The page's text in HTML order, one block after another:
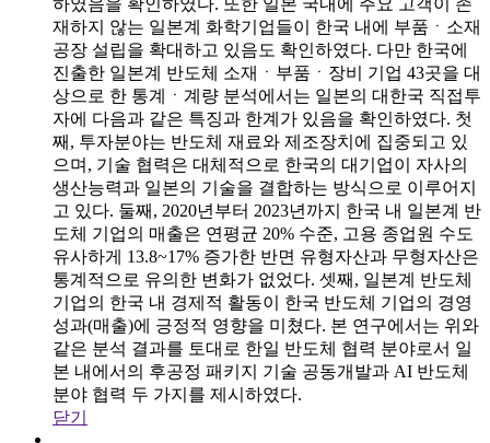
하였음을 확인하였다. 또한 일본 국내에 주요 고객이 존
재하지 않는 일본계 화학기업들이 한국 내에 부품ㆍ소재
공장 설립을 확대하고 있음도 확인하였다. 다만 한국에
진출한 일본계 반도체 소재ㆍ부품ㆍ장비 기업 43곳을 대
상으로 한 통계ㆍ계량 분석에서는 일본의 대한국 직접투
자에 다음과 같은 특징과 한계가 있음을 확인하였다. 첫
째, 투자분야는 반도체 재료와 제조장치에 집중되고 있
으며, 기술 협력은 대체적으로 한국의 대기업이 자사의
생산능력과 일본의 기술을 결합하는 방식으로 이루어지
고 있다. 둘째, 2020년부터 2023년까지 한국 내 일본계 반
도체 기업의 매출은 연평균 20% 수준, 고용 종업원 수도
유사하게 13.8~17% 증가한 반면 유형자산과 무형자산은
통계적으로 유의한 변화가 없었다. 셋째, 일본계 반도체
기업의 한국 내 경제적 활동이 한국 반도체 기업의 경영
성과(매출)에 긍정적 영향을 미쳤다. 본 연구에서는 위와
같은 분석 결과를 토대로 한일 반도체 협력 분야로서 일
본 내에서의 후공정 패키지 기술 공동개발과 AI 반도체
분야 협력 두 가지를 제시하였다.
닫기